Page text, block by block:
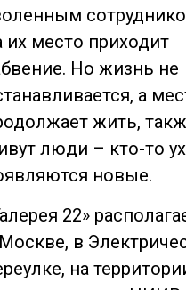
их место приходит
Но жизнь не
а
жить,
люди – кто-то
новые.
22»
в
на